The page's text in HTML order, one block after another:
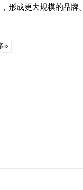
形成更大规模的品牌。
»